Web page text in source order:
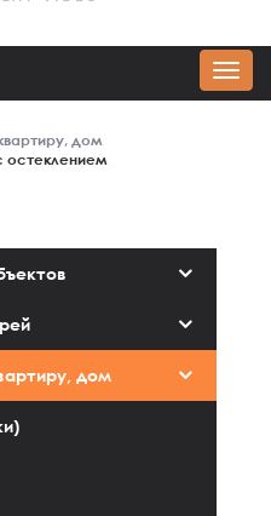
дом
остеклением
дом